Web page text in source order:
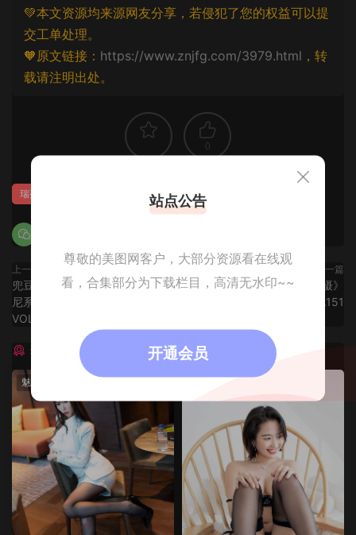
💚本文资源均来源网友分享，若侵犯了您的权益可以提
交工单处理。
🧡原文链接： https://www.znjfg.com/3979.html ，转
载请注明出处。
0
瑞莎
上一篇
兜豆靓Youlina《和服诱惑+比基
尼系列》 [魅妍社MiStar]
VOL.149
下一篇
Jenny佳妮《两套服饰海边拍摄》
[魅妍社MiStar] VOL.151
猜你喜欢
魅妍社
站点公告
尊敬的美图网客户，大部分资源看在线观
看，合集部分为下载栏目，高清无水印~~
开通会员